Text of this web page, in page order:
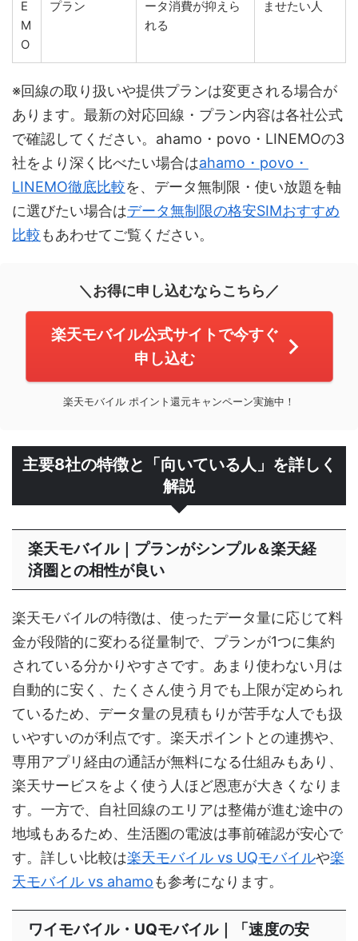
E
M
O
プラン
ータ消費が抑えら
れる
ませたい人
※回線の取り扱いや提供プランは変更される場合が
あります。最新の対応回線・プラン内容は各社公式
で確認してください。ahamo・povo・LINEMOの3
社をより深く比べたい場合はahamo・povo・
LINEMO徹底比較を、データ無制限・使い放題を軸
に選びたい場合はデータ無制限の格安SIMおすすめ
比較もあわせてご覧ください。
＼お得に申し込むならこちら／
楽天モバイル公式サイトで今すぐ
申し込む
楽天モバイル ポイント還元キャンペーン実施中！
主要8社の特徴と「向いている人」を詳しく
解説
楽天モバイル｜プランがシンプル＆楽天経
済圏との相性が良い
楽天モバイルの特徴は、使ったデータ量に応じて料
金が段階的に変わる従量制で、プランが1つに集約
されている分かりやすさです。あまり使わない月は
自動的に安く、たくさん使う月でも上限が定められ
ているため、データ量の見積もりが苦手な人でも扱
いやすいのが利点です。楽天ポイントとの連携や、
専用アプリ経由の通話が無料になる仕組みもあり、
楽天サービスをよく使う人ほど恩恵が大きくなりま
す。一方で、自社回線のエリアは整備が進む途中の
地域もあるため、生活圏の電波は事前確認が安心で
す。詳しい比較は楽天モバイル vs UQモバイルや楽
天モバイル vs ahamoも参考になります。
ワイモバイル・UQモバイル｜「速度の安